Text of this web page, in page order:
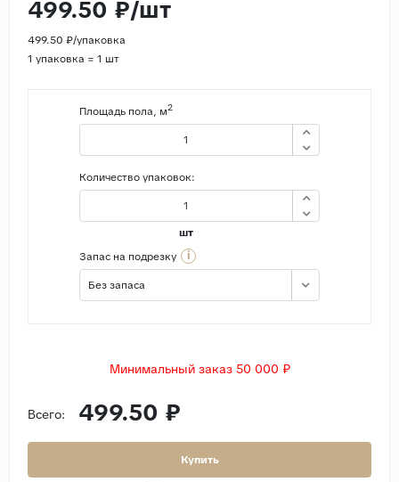
499.50 ₽/шт
499.50 ₽/упаковка
1 упаковка = 1 шт
Площадь пола, м2
Количество упаковок:
шт
Запас на подрезку
i
Без запаса
Минимальный заказ 50 000 ₽
Всего: 499.50 ₽
Купить